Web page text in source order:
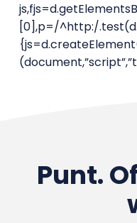
[0],p=/^http:/
Punt.